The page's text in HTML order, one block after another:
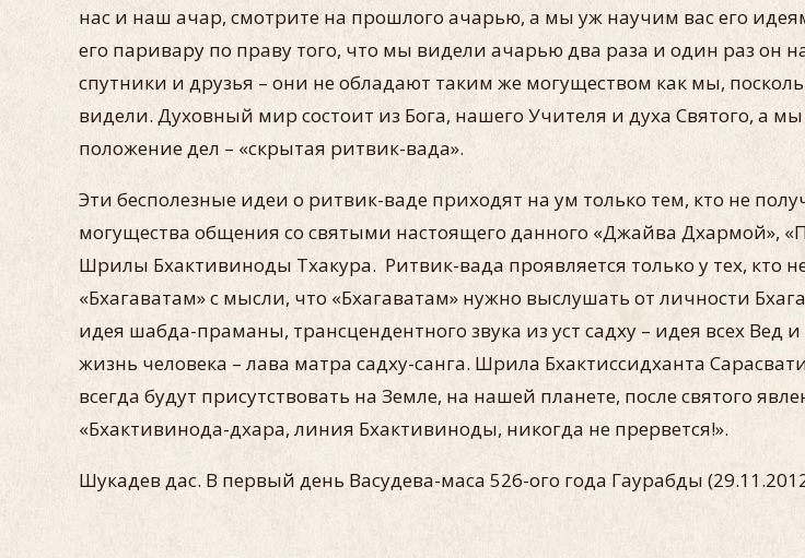
нас и наш ачар, смотрите на прошлого ачарью, а мы уж научим вас его
его паривару по праву того, что мы видели ачарью два раза и один раз он
спутники и друзья – они не обладают таким же могуществом как мы,
видели. Духовный мир состоит из Бога, нашего Учителя и духа Святого, а
положение дел – «скрытая ритвик-вада».
Эти бесполезные идеи о ритвик-ваде приходят на ум только тем, кто не
могущества общения со святыми настоящего данного «Джайва Дхармой»,
Шрилы Бхактивиноды Тхакура. Ритвик-вада проявляется только у тех,
«Бхагаватам» с мысли, что «Бхагаватам» нужно выслушать от личности
идея шабда-праманы, трансцендентного звука из уст садху – идея всех
жизнь человека – лава матра садху-санга. Шрила Бхактиссидханта
всегда будут присутствовать на Земле, на нашей планете, после святого
«Бхактивинода-дхара, линия Бхактивиноды, никогда не прервется!».
Шукадев дас. В первый день Васудева-маса 526-ого года Гаурабды